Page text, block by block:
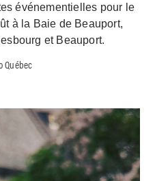
événementielles pour le
à la Baie de Beauport,
et Beauport.
Québec